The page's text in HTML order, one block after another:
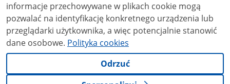
informacje przechowywane w plikach cookie mogą
pozwalać na identyfikację konkretnego urządzenia lub
przeglądarki użytkownika, a więc potencjalnie stanowić
dane osobowe. Polityka cookies
Odrzuć